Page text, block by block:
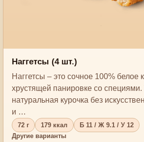
Наггетсы (4 шт.)
Наггетсы – это сочное 100% белое
хрустящей панировке со специями.
натуральная курочка без
и …
72 г 179 ккал
Б 11 / Ж 9.1 / У 12
Другие варианты